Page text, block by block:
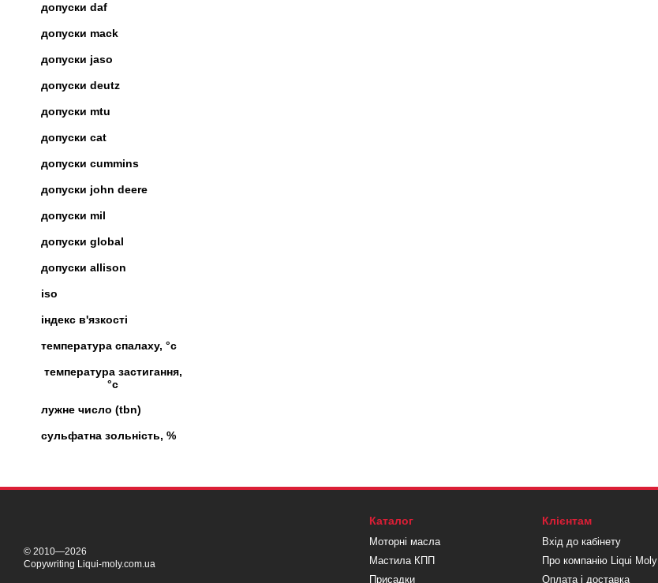
допуски daf
допуски mack
допуски jaso
допуски deutz
допуски mtu
допуски cat
допуски cummins
допуски john deere
допуски mil
допуски global
допуски allison
iso
індекс в'язкості
температура спалаху, °c
температура застигання,
°c
лужне число (tbn)
сульфатна зольність, %
© 2010—2026
Copywriting Liqui-moly.com.ua
Каталог
Моторні масла
Мастила КПП
Присадки
Клієнтам
Вхід до кабінету
Про компанію Liqui Moly
Оплата і доставка